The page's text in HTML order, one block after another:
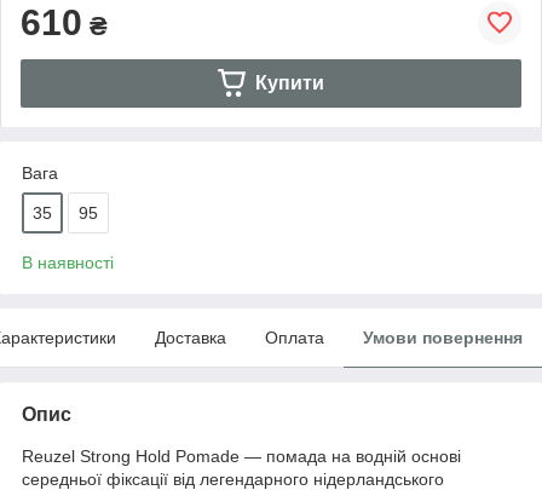
610 ₴
Купити
Вага
35 95
В наявності
Доставка Оплата Умови повернення
Опис
Reuzel Strong Hold Pomade — помада на водній основі
середньої фіксації від легендарного нідерландського